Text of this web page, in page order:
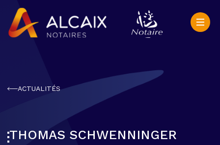
ACTUALITÉS
THOMAS SCHWENNINGER